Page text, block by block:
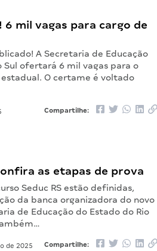
6 mil vagas para cargo de
A Secretaria de Educação
Sul ofertará 6 mil vagas para o
O certame é voltado
Compartilhe:
as etapas de prova
Seduc RS estão definidas,
da banca organizadora do novo
de Educação do Estado do Rio
de 2025 Compartilhe: